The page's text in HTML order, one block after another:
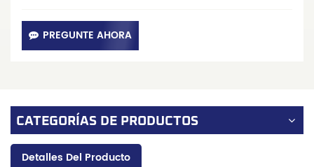
PREGUNTE AHORA
CATEGORÍAS DE PRODUCTOS
Detalles Del Producto